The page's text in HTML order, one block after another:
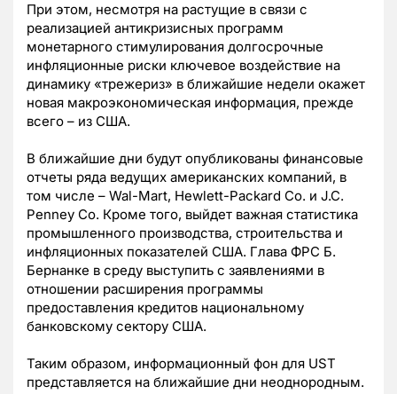
При этом, несмотря на растущие в связи с
реализацией антикризисных программ
монетарного стимулирования долгосрочные
инфляционные риски ключевое воздействие на
динамику «трежериз» в ближайшие недели окажет
новая макроэкономическая информация, прежде
всего – из США.
В ближайшие дни будут опубликованы финансовые
отчеты ряда ведущих американских компаний, в
том числе – Wal-Mart, Hewlett-Packard Co. и J.C.
Penney Co. Кроме того, выйдет важная статистика
промышленного производства, строительства и
инфляционных показателей США. Глава ФРС Б.
Бернанке в среду выступить с заявлениями в
отношении расширения программы
предоставления кредитов национальному
банковскому сектору США.
Таким образом, информационный фон для UST
представляется на ближайшие дни неоднородным.